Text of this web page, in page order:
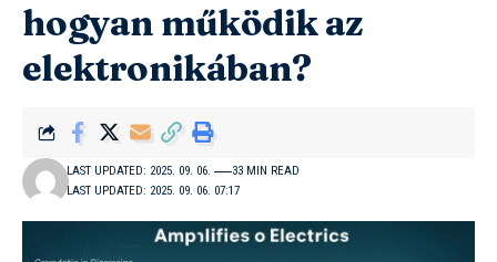
hogyan működik az
elektronikában?
LAST UPDATED: 2025. 09. 06. 07:17
LAST UPDATED: 2025. 09. 06. 33 MIN READ